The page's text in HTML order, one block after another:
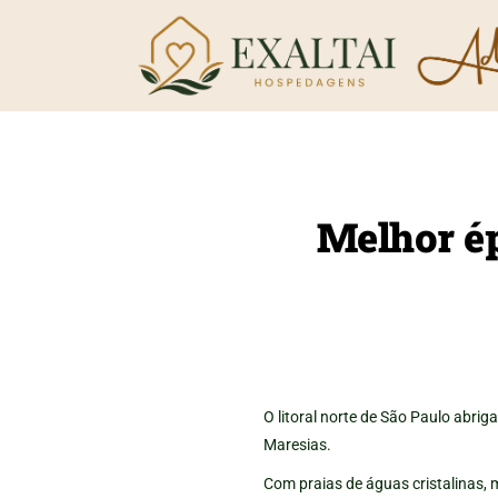
Melhor
O litoral norte de São Paulo
Maresias.
Com praias de águas cristalinas,